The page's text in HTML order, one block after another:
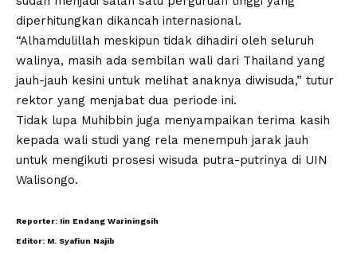
diperhitungkan dikancah internasional.
“Alhamdulillah meskipun tidak dihadiri oleh seluruh
walinya, masih ada sembilan wali dari Thailand yang
jauh-jauh kesini untuk melihat anaknya diwisuda,” tutur
rektor yang menjabat dua periode ini.
Tidak lupa Muhibbin juga menyampaikan terima kasih
kepada wali studi yang rela menempuh jarak jauh
untuk mengikuti prosesi wisuda putra-putrinya di UIN
Walisongo.
Reporter: Iin Endang Wariningsih
Editor: M. Syafiun Najib